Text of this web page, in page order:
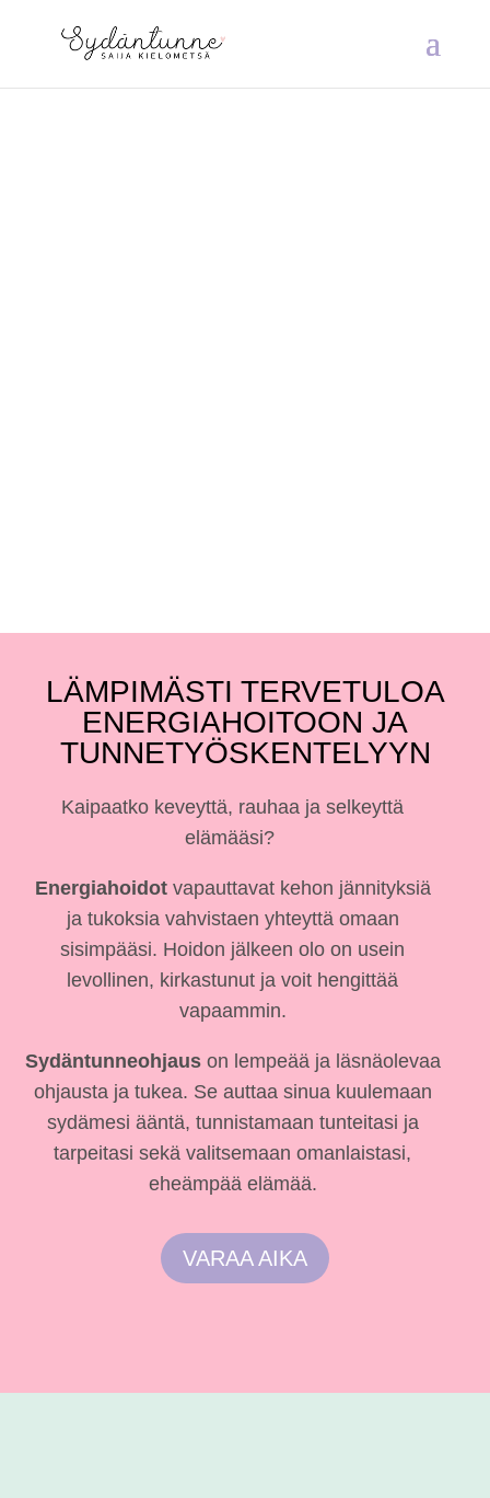
LÄMPIMÄSTI TERVE­TULOA
ENERGIAHOITOON JA
TUNNETYÖSKENTELYYN
Kaipaatko keveyttä, rauhaa ja selkeyttä
elämääsi?
Energiahoidotvapauttavat kehon jännityksiä
ja tukoksia vahvistaen yhteyttä omaan
sisimpääsi. Hoidon jälkeen olo on usein
levollinen, kirkastunut ja voit hengittää
vapaammin.
Sydäntunneohjauson lempeää ja läsnäolevaa
ohjausta ja tukea. Se auttaa sinua kuulemaan
sydämesi ääntä, tunnistamaan tunteitasi ja
tarpeitasi sekä valitsemaan omanlaistasi,
eheämpää elämää.
VARAA AIKA